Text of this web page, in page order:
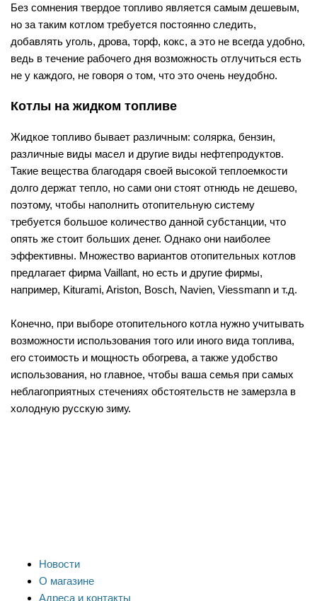
Без сомнения твердое топливо является самым дешевым,
но за таким котлом требуется постоянно следить,
добавлять уголь, дрова, торф, кокс, а это не всегда удобно,
ведь в течение рабочего дня возможность отлучиться есть
не у каждого, не говоря о том, что это очень неудобно.
Котлы на жидком топливе
Жидкое топливо бывает различным: солярка, бензин,
различные виды масел и другие виды нефтепродуктов.
Такие вещества благодаря своей высокой теплоемкости
долго держат тепло, но сами они стоят отнюдь не дешево,
поэтому, чтобы наполнить отопительную систему
требуется большое количество данной субстанции, что
опять же стоит больших денег. Однако они наиболее
эффективны. Множество вариантов отопительных котлов
предлагает фирма Vaillant, но есть и другие фирмы,
например, Kiturami, Ariston, Bosch, Navien, Viessmann и т.д.
Конечно, при выборе отопительного котла нужно учитывать
возможности использования того или иного вида топлива,
его стоимость и мощность обогрева, а также удобство
использования, но главное, чтобы ваша семья при самых
неблагоприятных стечениях обстоятельств не замерзла в
холодную русскую зиму.
Новости
О магазине
Адреса и контакты